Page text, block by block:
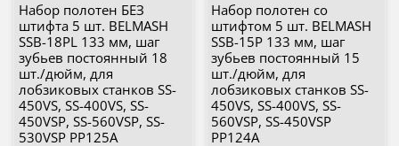
Набор полотен БЕЗ
штифта 5 шт. BELMASH
SSB-18PL 133 мм, шаг
зубьев постоянный 18
шт./дюйм, для
лобзиковых станков SS-
450VS, SS-400VS, SS-
450VSP, SS-560VSP, SS-
530VSP PP125A
Набор полотен со
штифтом 5 шт. BELMASH
SSB-15P 133 мм, шаг
зубьев постоянный 15
шт./дюйм, для
лобзиковых станков SS-
450VS, SS-400VS, SS-
560VSP, SS-450VSP
PP124A